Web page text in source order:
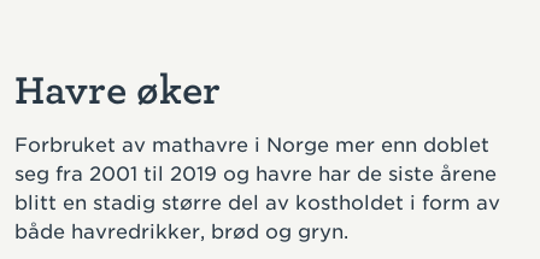
Havre øker
Forbruket av mathavre i Norge mer enn doblet
seg fra 2001 til 2019 og havre har de siste årene
blitt en stadig større del av kostholdet i form av
både havredrikker, brød og gryn.